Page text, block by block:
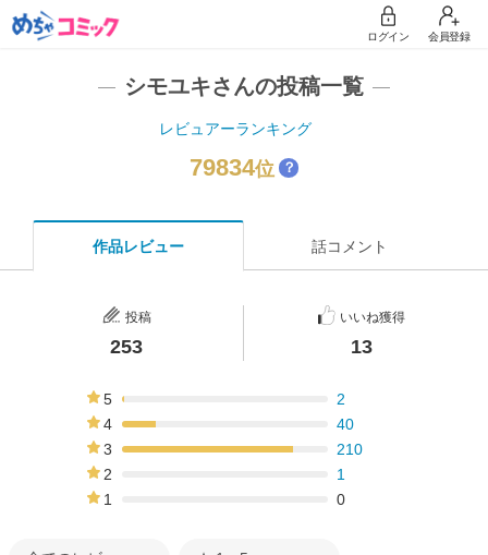
ログイン 会員登録
シモユキさんの投稿一覧
レビュアーランキング
79834位 ？
作品レビュー 話コメント
投稿
253
いいね獲得
13
5
2
4
40
3
210
2
1
1
0